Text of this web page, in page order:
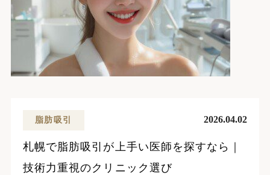
脂肪吸引 2026.04.02
札幌で脂肪吸引が上手い医師を探すなら｜
技術力重視のクリニック選び